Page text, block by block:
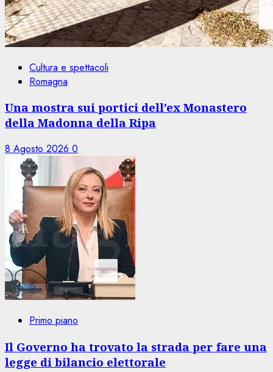
Cultura e spettacoli
Romagna
Una mostra sui portici dell’ex Monastero
della Madonna della Ripa
8 Agosto 2026 0
Primo piano
Il Governo ha trovato la strada per fare una
legge di bilancio elettorale